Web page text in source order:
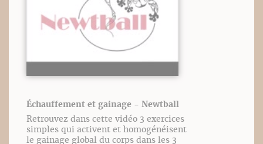
Échauffement et gainage - Newtball
Retrouvez dans cette vidéo 3 exercices
simples qui activent et homogénéisent
le gainage global du corps dans les 3